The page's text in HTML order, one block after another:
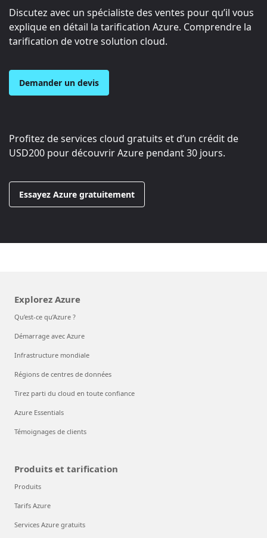
Discutez avec un spécialiste des ventes pour qu’il vous
explique en détail la tarification Azure. Comprendre la
tarification de votre solution cloud.
Demander un devis
Profitez de services cloud gratuits et d’un crédit de
USD200 pour découvrir Azure pendant 30 jours.
Essayez Azure gratuitement
Explorez Azure
Qu’est-ce qu’Azure ?
Démarrage avec Azure
Infrastructure mondiale
Régions de centres de données
Tirez parti du cloud en toute confiance
Azure Essentials
Témoignages de clients
Produits et tarification
Produits
Tarifs Azure
Services Azure gratuits